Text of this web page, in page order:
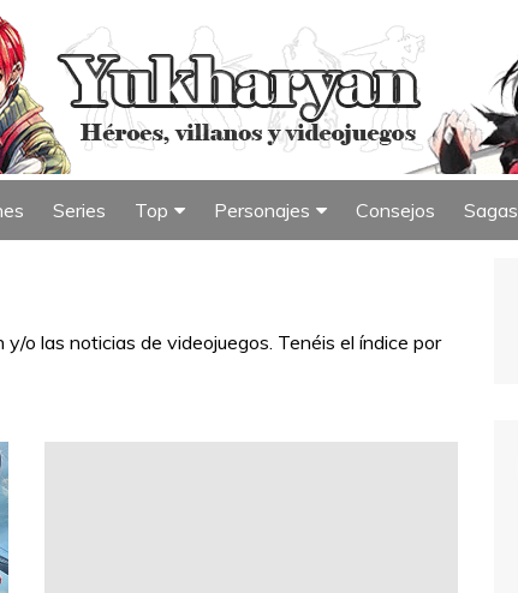
Series Top Personajes Consejos Sagas
o las noticias de videojuegos. Tenéis el índice por